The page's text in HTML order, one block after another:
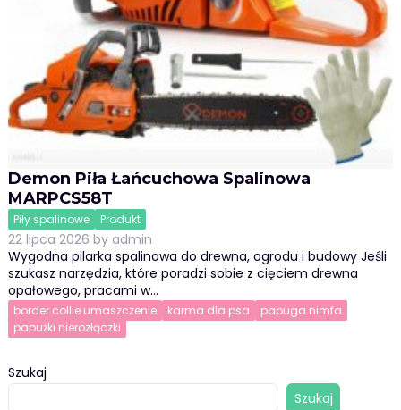
Demon Piła Łańcuchowa Spalinowa
MARPCS58T
Piły spalinowe Produkt
22 lipca 2026 by admin
Wygodna pilarka spalinowa do drewna, ogrodu i budowy Jeśli
szukasz narzędzia, które poradzi sobie z cięciem drewna
opałowego, pracami w…
border collie umaszczenie karma dla psa
papuga nimfa
papużki nierozłączki
Szukaj
Szukaj